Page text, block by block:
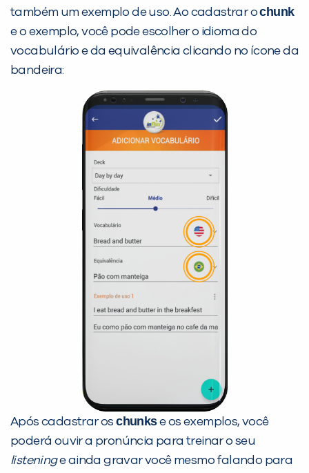
também um exemplo de uso. Ao cadastrar ochunk
e o exemplo, você pode escolher o idioma do
vocabulário e da equivalência clicando no ícone da
bandeira:
Após cadastrar oschunkse os exemplos, você
poderá ouvir a pronúncia para treinar o seu
listeninge ainda gravar você mesmo falando para